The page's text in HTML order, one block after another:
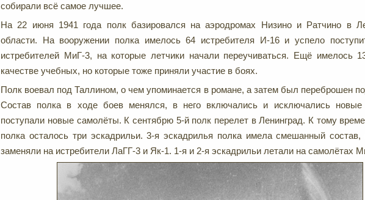
собирали всё самое лучшее.
На 22 июня 1941 года полк базировался на аэродромах Низино и Ратчино в
области. На вооружении полка имелось 64 истребителя И-16 и успело
истребителей МиГ-3, на которые летчики начали переучиваться. Ещё имелось
качестве учебных, но которые тоже приняли участие в боях.
Полк воевал под Таллином, о чем упоминается в романе, а затем был переброшен
Состав полка в ходе боев менялся, в него включались и исключались новые
поступали новые самолёты. К сентябрю 5-й полк перелет в Ленинград. К тому
полка осталось три эскадрильи. 3-я эскадрилья полка имела смешанный
заменяли на истребители ЛаГГ-3 и Як-1. 1-я и 2-я эскадрильи летали на самолётах